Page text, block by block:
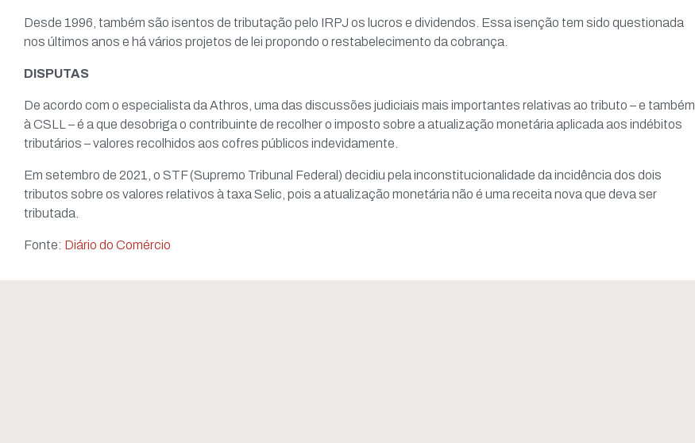
Desde 1996, também são isentos de tributação pelo IRPJ os lucros e dividendos. Essa isenção tem sido questionada
nos últimos anos e há vários projetos de lei propondo o restabelecimento da cobrança.
DISPUTAS
De acordo com o especialista da Athros, uma das discussões judiciais mais importantes relativas ao tributo – e também
à CSLL – é a que desobriga o contribuinte de recolher o imposto sobre a atualização monetária aplicada aos indébitos
tributários – valores recolhidos aos cofres públicos indevidamente.
Em setembro de 2021, o STF (Supremo Tribunal Federal) decidiu pela inconstitucionalidade da incidência dos dois
tributos sobre os valores relativos à taxa Selic, pois a atualização monetária não é uma receita nova que deva ser
tributada.
Fonte: Diário do Comércio
08:00 - 11:30 e das 13:00 - 17:30
Transparência – Aescon-RP
Transparência – Sicorp
Associe-se
Cursos
Cursos profissionalizantes
Programa Aprendiz
Destina Ribeirão